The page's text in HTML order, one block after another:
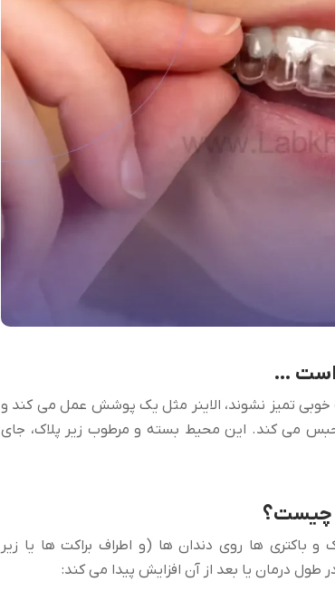
است …
خوبی تمیز نشوند، الاینر مثل یک پوشش عمل می کند و
حبس می کند. این محیط بسته و مرطوب زیر پلاک، جای
چیست؟
باکتری ها روی دندان ها (و اطراف براکت ها یا زیر
طول درمان یا بعد از آن افزایش پیدا می کند: